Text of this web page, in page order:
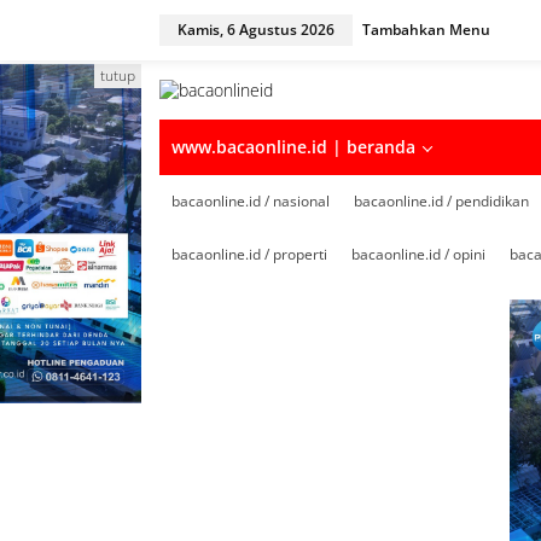
Kamis, 6 Agustus 2026 Tambahkan Menu
www.bacaonline.id | beranda
bacaonline.id / nasional bacaonline.id / pendidikan
bacaonline.id / properti bacaonline.id / opini
tutup